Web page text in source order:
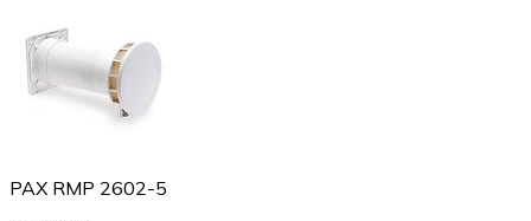
PAX RMP 2602-5